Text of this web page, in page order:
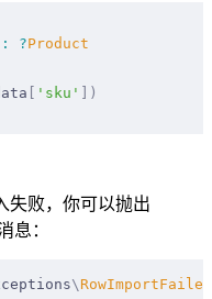
: ?Product
[ 'sku' ])
失败，你可以抛出
息：
\